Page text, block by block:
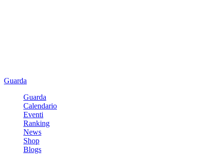
Guarda
Guarda
Calendario
Eventi
Ranking
News
Shop
Blogs